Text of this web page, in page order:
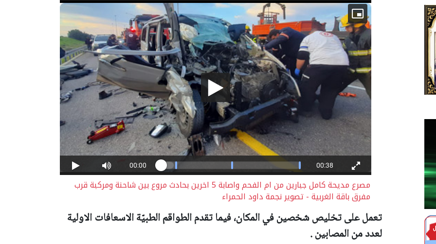
مصرع مديحة كامل جبارين من ام الفحم واصابة 5 اخرين بحادث مروع بين شاحنة ومركبة قرب
مفرق باقة الغربية - تصوير نجمة داود الحمراء
تعمل على تخليص شخصين في المكان، فيما تقدم الطواقم الطبيّة الاسعافات الاولية
لعدد من المصابين .